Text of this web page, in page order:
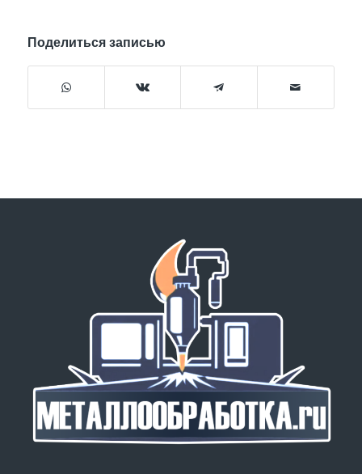
Поделиться записью